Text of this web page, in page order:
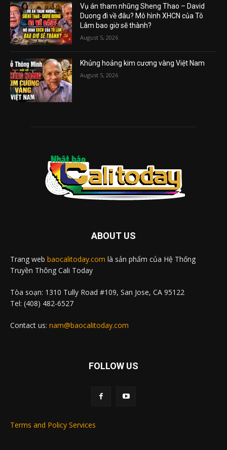
Vụ án tham nhũng Sheng Thao – David
Duong đi về đâu? Mô hình XHCN của Tô
Lâm bao giờ sẽ thành?
August 5, 2026
Khủng hoảng kim cương vàng Việt Nam
August 5, 2026
ABOUT US
Trang web baocalitoday.com là sản phẩm của Hệ Thống
Truyền Thông Cali Today
Tòa soạn: 1310 Tully Road #109, San Jose, CA 95122
Tel: (408) 482-6527
Contact us: nam@baocalitoday.com
FOLLOW US
Terms and Policy Services